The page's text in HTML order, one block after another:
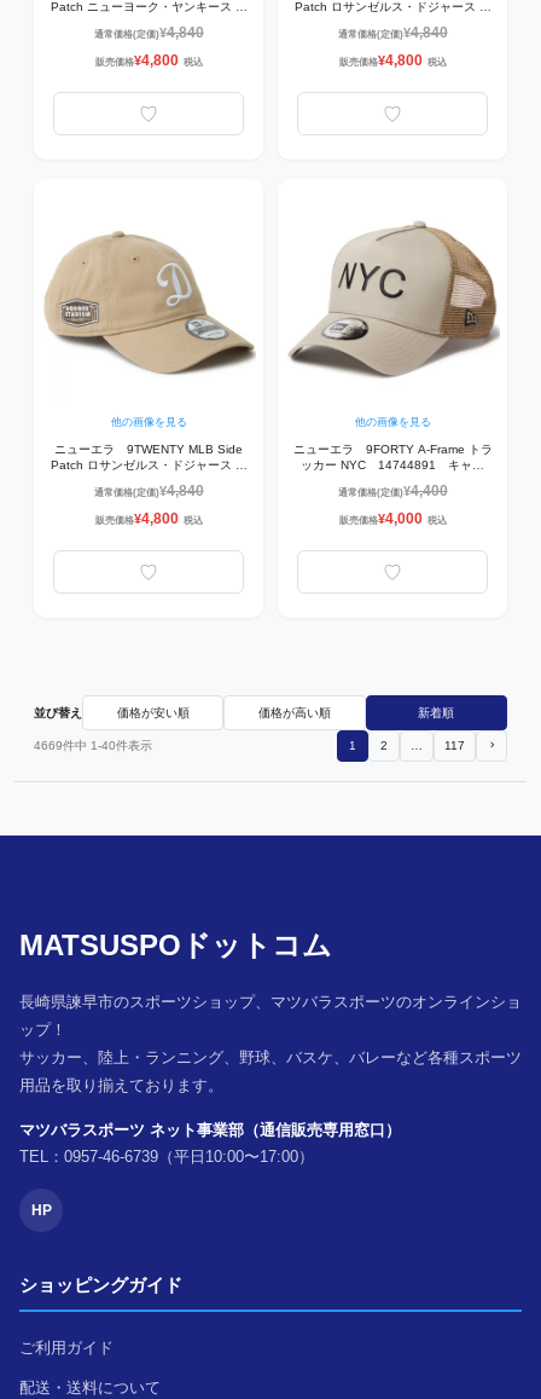
Patch ニューヨーク・ヤンキース
ク
通常価格(定価)¥4,840
販売価格¥4,800 税込
Patch ロサンゼルス・ドジャース
ン
通常価格(定価)¥4,840
販売価格¥4,800 税込
他の画像を見る
ニューエラ 9TWENTY MLB Side
Patch ロサンゼルス・ドジャース プ
ップ・帽子 キャメル
通常価格(定価)¥4,840
販売価格¥4,800 税込
他の画像を見る
ニューエラ 9FORTY A-Frame トラ
ッカー NYC 14744891 キャッ
通常価格(定価)¥4,400
販売価格¥4,000 税込
並び替え 価格が安い順 価格が高い順 新着順
4669件中 1-40件表示 1 2 … 117
MATSUSPOドットコム
長崎県諫早市のスポーツショップ、マツバラスポーツのオンラインショ
ップ！
サッカー、陸上・ランニング、野球、バスケ、バレーなど各種スポーツ
用品を取り揃えております。
マツバラスポーツ ネット事業部（通信販売専用窓口）
TEL：0957-46-6739（平日10:00〜17:00）
HP
ショッピングガイド
ご利用ガイド
配送・送料について